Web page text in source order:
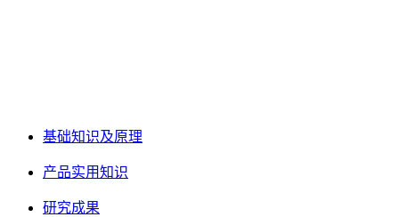
基础知识及原理
产品实用知识
研究成果